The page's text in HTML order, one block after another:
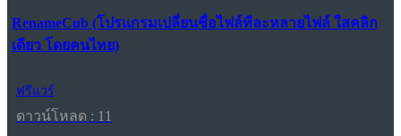
RenameCub (โปรแกรมเปลี่ยนชื่อไฟล์ทีละหลายไฟล์ ใสคลิก
เดียว โดยคนไทย)
ฟรีแวร์
ดาวน์โหลด : 11